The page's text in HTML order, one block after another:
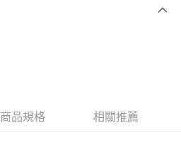
商品規格 相關推薦